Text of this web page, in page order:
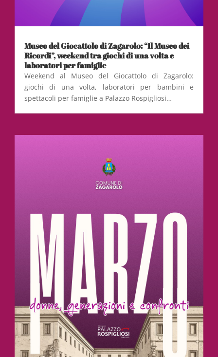
Museo del Giocattolo di Zagarolo: “Il Museo dei
Ricordi”, weekend tra giochi di una volta e
laboratori per famiglie
Weekend al Museo del Giocattolo di Zagarolo:
giochi di una volta, laboratori per bambini e
spettacoli per famiglie a Palazzo Rospigliosi…